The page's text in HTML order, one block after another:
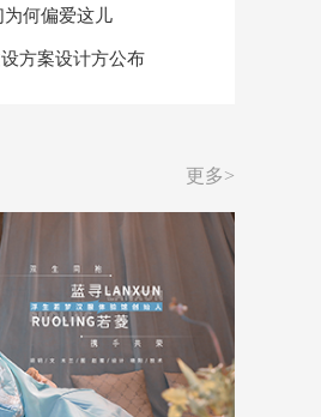
为何偏爱这儿
方案设计方公布
更多>